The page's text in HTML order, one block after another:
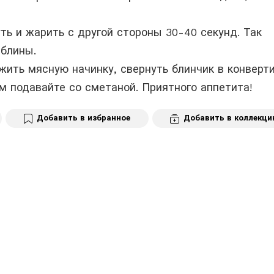
и жарить с другой стороны 30-40 секунд. Так
мясную начинку, свернуть блинчик в
подавайте со сметаной. Приятного аппетита!
Добавить в избранное Добавить в